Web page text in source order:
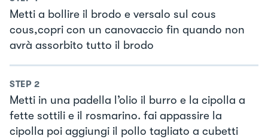
Metti a bollire il brodo e versalo sul cous
cous,copri con un canovaccio fin quando non
avrà assorbito tutto il brodo
STEP 2
Metti in una padella l’olio il burro e la cipolla a
fette sottili e il rosmarino. fai appassire la
cipolla poi aggiungi il pollo tagliato a cubetti